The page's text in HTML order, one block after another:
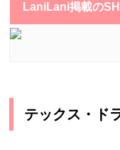
LaniLani掲載の
テックス・ド